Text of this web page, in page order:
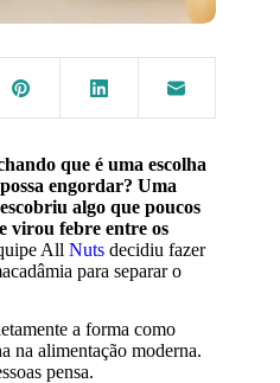
que é uma escolha
engordar? Uma
algo que poucos
virou febre entre os
All Nuts decidiu fazer
para separar o
a forma como
na alimentação moderna.
pensa.